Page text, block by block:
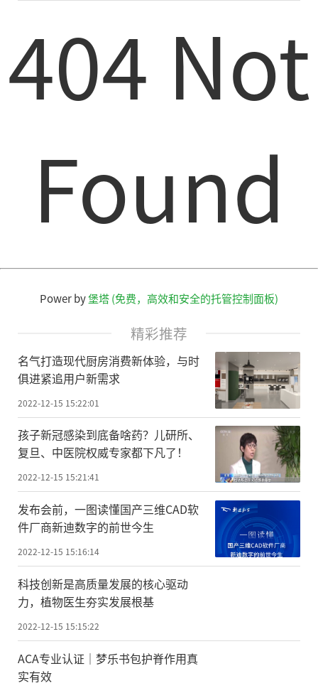
404 Not
Found
Power by堡塔 (免费，高效和安全的托管控制面板)
精彩推荐
名气打造现代厨房消费新体验，与时
俱进紧追用户新需求
2022-12-15 15:22:01
孩子新冠感染到底备啥药？儿研所、
复旦、中医院权威专家都下凡了！
2022-12-15 15:21:41
发布会前，一图读懂国产三维CAD软
件厂商新迪数字的前世今生
2022-12-15 15:16:14
科技创新是高质量发展的核心驱动
力，植物医生夯实发展根基
2022-12-15 15:15:22
ACA专业认证｜梦乐书包护脊作用真
实有效